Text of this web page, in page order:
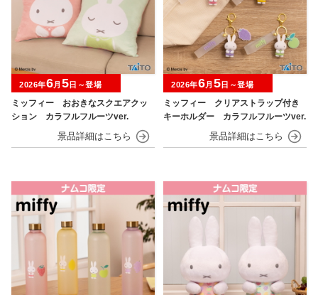
ミッフィー おおきなスクエアクッ
ション カラフルフルーツver.
2026年6月 5日～登場
ミッフィー クリアストラップ付き
キーホルダー カラフルフルーツver.
2026年6月 5日～登場